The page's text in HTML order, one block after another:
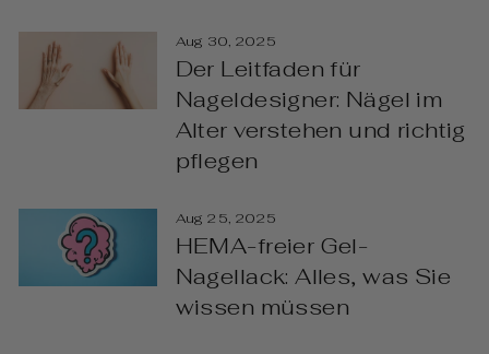
Aug 30, 2025
Der Leitfaden für
Nageldesigner: Nägel im
Alter verstehen und richtig
pflegen
Aug 25, 2025
HEMA-freier Gel-
Nagellack: Alles, was Sie
wissen müssen